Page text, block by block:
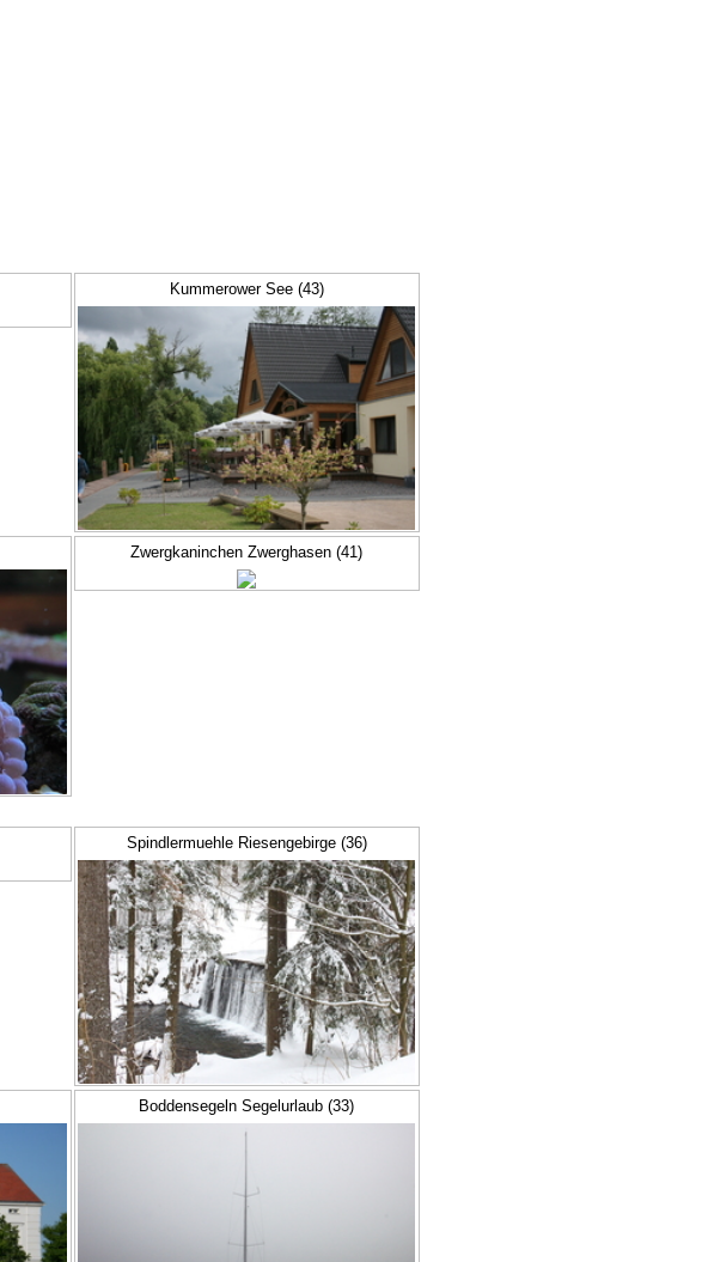
Kummerower See (43)
Zwergkaninchen Zwerghasen (41)
Spindlermuehle Riesengebirge (36)
Boddensegeln Segelurlaub (33)